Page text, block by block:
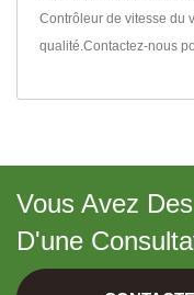
Contrôleur de vitesse du
qualité.Contactez-nous
Vous Avez
D'une